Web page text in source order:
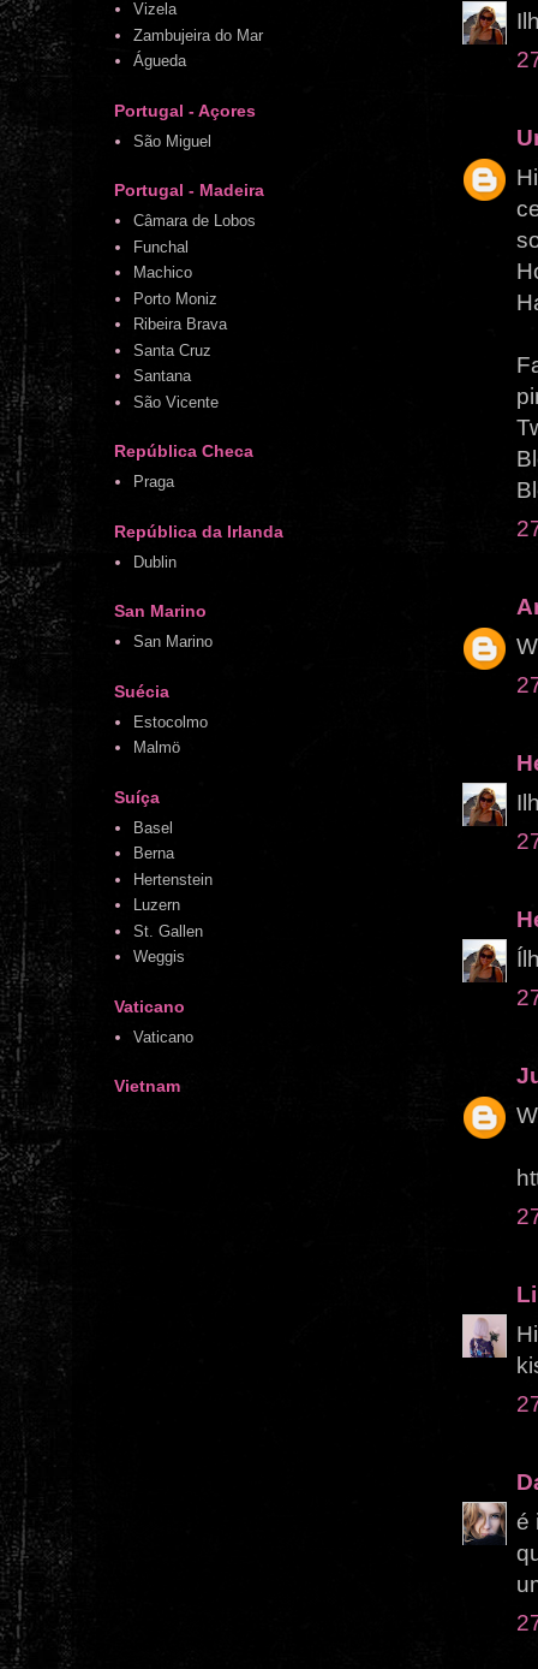
é
Vizela
Zambujeira do Mar
Águeda
Portugal - Açores
São Miguel
Portugal - Madeira
Câmara de Lobos
Funchal
Machico
Porto Moniz
Ribeira Brava
Santa Cruz
Santana
São Vicente
República Checa
Praga
República da Irlanda
Dublin
San Marino
San Marino
Suécia
Estocolmo
Malmö
Suíça
Basel
Berna
Hertenstein
Luzern
St. Gallen
Weggis
Vaticano
Vaticano
Vietnam